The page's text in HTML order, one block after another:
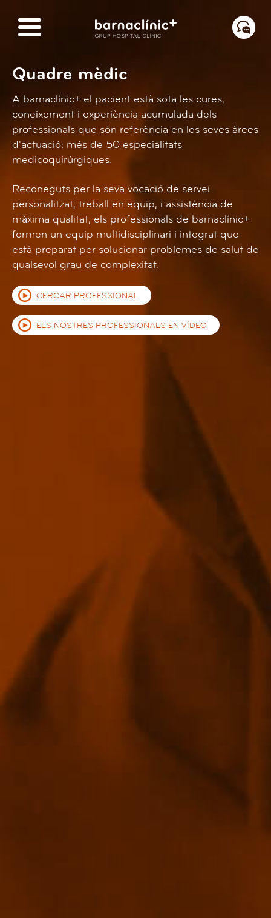
Quadre mèdic
A barnaclínic+ el pacient està sota les cures,
coneixement i experiència acumulada dels
professionals que són referència en les seves àrees
d'actuació: més de 50 especialitats
medicoquirúrgiques.
Reconeguts per la seva vocació de servei
personalitzat, treball en equip, i assistència de
màxima qualitat, els professionals de barnaclínic+
formen un equip multidisciplinari i integrat que
està preparat per solucionar problemes de salut de
qualsevol grau de complexitat.
CERCAR PROFESSIONAL
ELS NOSTRES PROFESSIONALS EN VÍDEO